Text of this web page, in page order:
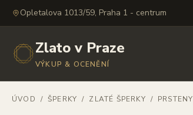
Opletalova 1013/59, Praha 1 - centrum
Zlato v Praze
VÝKUP & OCENĚNÍ
ÚVOD / ŠPERKY / ZLATÉ ŠPERKY / PRSTENY